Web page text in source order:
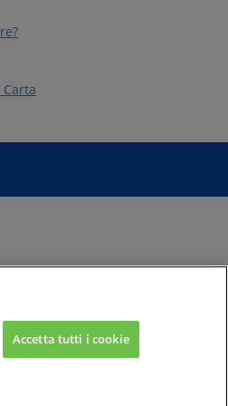
Roma n.
Accetta tutti i cookie